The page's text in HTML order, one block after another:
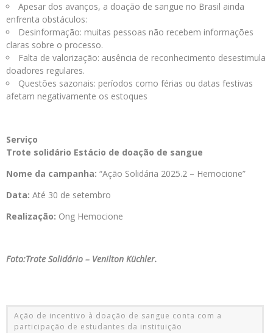
Apesar dos avanços, a doação de sangue no Brasil ainda
enfrenta obstáculos:
Desinformação: muitas pessoas não recebem informações
claras sobre o processo.
Falta de valorização: ausência de reconhecimento desestimula
doadores regulares.
Questões sazonais: períodos como férias ou datas festivas
afetam negativamente os estoques
Serviço
Trote solidário Estácio de doação de sangue
Nome da campanha: “Ação Solidária 2025.2 – Hemocione”
Data: Até 30 de setembro
Realização: Ong Hemocione
Foto:Trote Solidário – Venilton Küchler.
Ação de incentivo à doação de sangue conta com a
participação de estudantes da instituição